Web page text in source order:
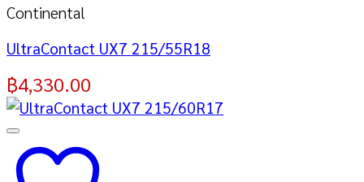
Continental
UltraContact UX7 215/55R18
฿4,330.00